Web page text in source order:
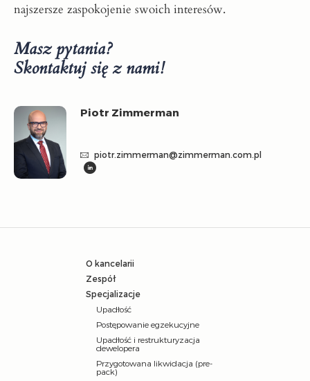
najszersze zaspokojenie swoich interesów.
Masz pytania?
Skontaktuj się z nami!
Piotr Zimmerman
piotr.zimmerman@zimmerman.com.pl
O kancelarii
Zespół
Specjalizacje
Upadłość
Postępowanie egzekucyjne
Upadłość i restrukturyzacja
dewelopera
Przygotowana likwidacja (pre-
pack)